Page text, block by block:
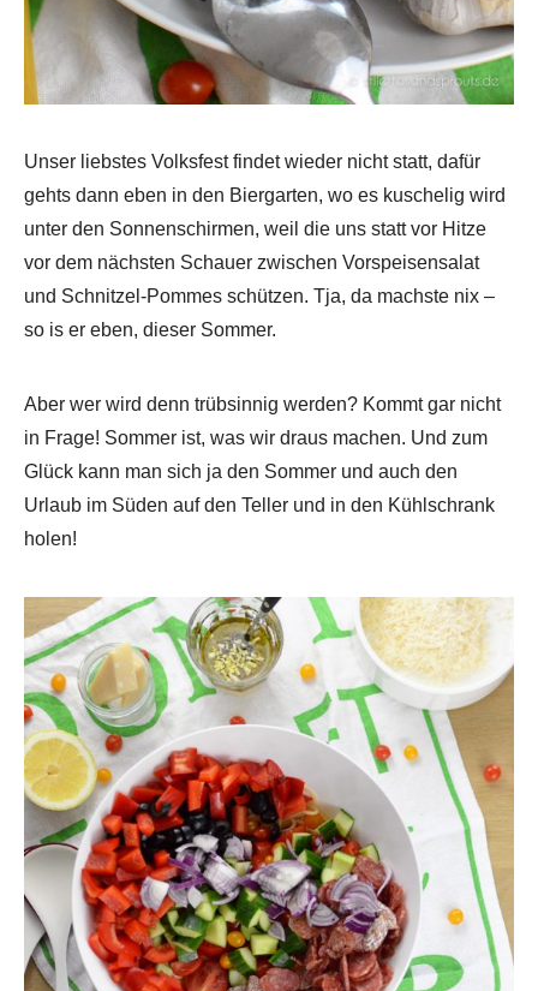
Unser liebstes Volksfest findet wieder nicht statt, dafür
gehts dann eben in den Biergarten, wo es kuschelig wird
unter den Sonnenschirmen, weil die uns statt vor Hitze
vor dem nächsten Schauer zwischen Vorspeisensalat
und Schnitzel-Pommes schützen. Tja, da machste nix –
so is er eben, dieser Sommer.
Aber wer wird denn trübsinnig werden? Kommt gar nicht
in Frage! Sommer ist, was wir draus machen. Und zum
Glück kann man sich ja den Sommer und auch den
Urlaub im Süden auf den Teller und in den Kühlschrank
holen!